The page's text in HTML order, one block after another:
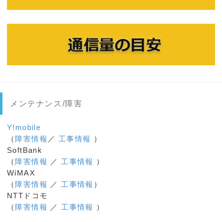
メンテナンス/障害
Y!mobile
（ 障害情報 ／ 工事情報 ）
SoftBank
（ 障害情報 ／ 工事情報 ）
WiMAX
（ 障害情報 ／ 工事情報 ）
NTTドコモ
（ 障害情報 ／ 工事情報 ）